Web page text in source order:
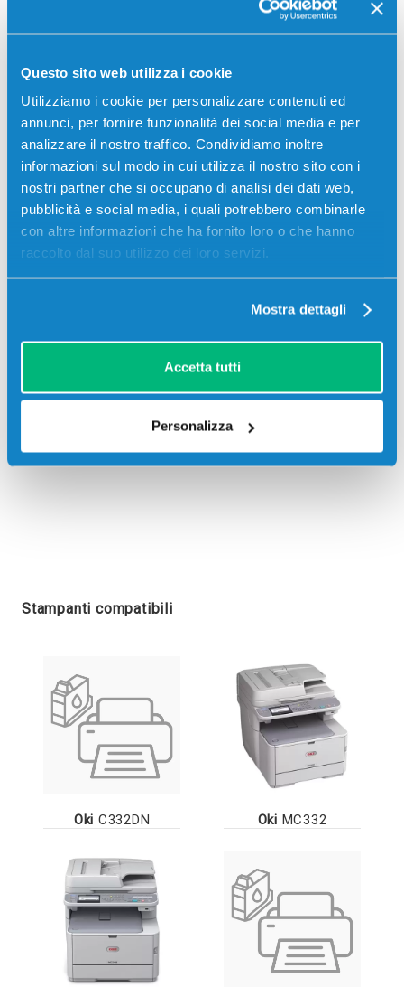
Questo sito web utilizza i cookie
Utilizziamo i cookie per personalizzare contenuti ed
annunci, per fornire funzionalità dei social media e per
analizzare il nostro traffico. Condividiamo inoltre
informazioni sul modo in cui utilizza il nostro sito con i
nostri partner che si occupano di analisi dei dati web,
pubblicità e social media, i quali potrebbero combinarle
con altre informazioni che ha fornito loro o che hanno
raccolto dal suo utilizzo dei loro servizi.
Mostra dettagli
Accetta tutti
Personalizza
Toner originale Oki 46508716 NERO 1500 pagine per
Stampanti: Oki C332DN, Oki MC332, Oki MC332DN,
Oki MC363DN
Stampanti compatibili
Oki C332DN Oki MC332